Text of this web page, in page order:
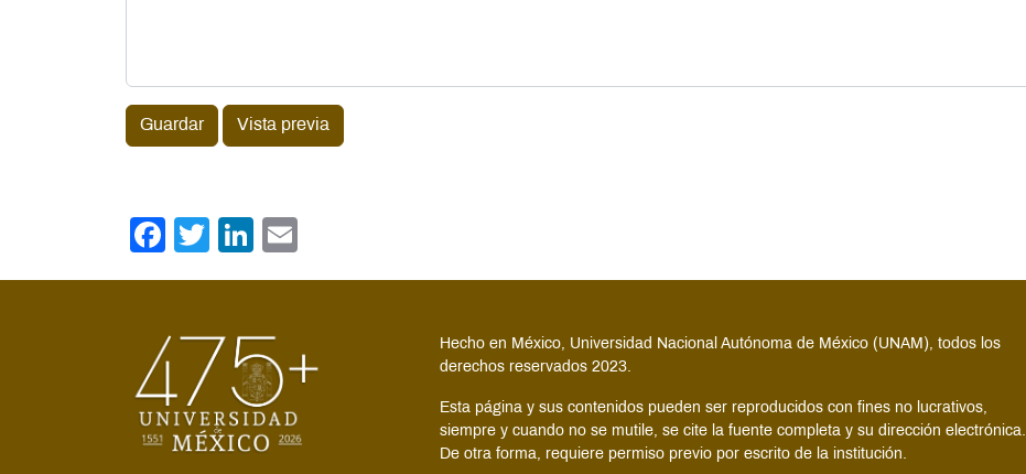
Guardar Vista previa
Facebook
TwitterLinkedIn
Hecho en México, Universidad Nacional Autónoma de México (UNAM), todos los
derechos reservados 2023.
Esta página y sus contenidos pueden ser reproducidos con fines no lucrativos,
siempre y cuando no se mutile, se cite la fuente completa y su dirección electrónica.
De otra forma, requiere permiso previo por escrito de la institución.